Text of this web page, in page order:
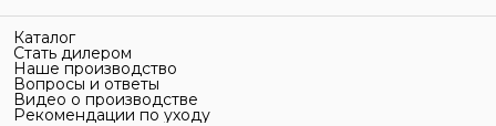
Каталог
Стать дилером
Наше производство
Вопросы и ответы
Видео о производстве
Рекомендации по уходу